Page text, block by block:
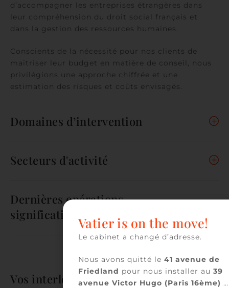
d’accompagner les entreprises étrangères dans
leur compréhension du droit social français et
dans la gestion des ressources humaines.
Conscients de la nécessité pour nos clients de
maitriser leur budget en matière de conseil, nous
privilégions une approche chiffrée et une
estimation des risques et coûts envisagés.
Domaines d’intervention
Secteurs d'activité
Dernières opérations
significatives
Vos interlocuteurs
Vatier is on the move!
Le cabinet a changé d’adresse.
Nous avons quitté le 41 avenue de
Friedland pour nous installer au 39
avenue Victor Hugo (Paris 16ème) …